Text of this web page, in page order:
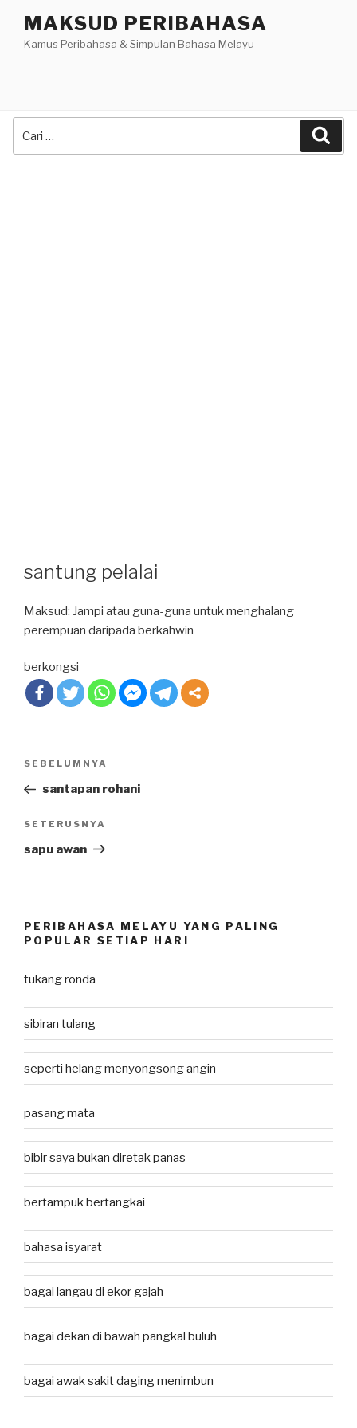
content
MAKSUD PERIBAHASA
Kamus Peribahasa & Simpulan Bahasa Melayu
santung pelalai
Maksud: Jampi atau guna-guna untuk menghalang
perempuan daripada berkahwin
berkongsi
Post
Previous
Post
SEBELUMNYA
santapan rohani
Next
Post
SETERUSNYA
sapu awan
PERIBAHASA MELAYU YANG PALING
POPULAR SETIAP HARI
tukang ronda
sibiran tulang
seperti helang menyongsong angin
pasang mata
bibir saya bukan diretak panas
bertampuk bertangkai
bahasa isyarat
bagai langau di ekor gajah
bagai dekan di bawah pangkal buluh
bagai awak sakit daging menimbun